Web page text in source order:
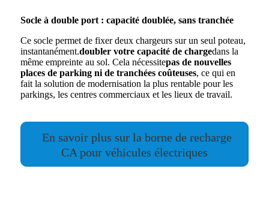
Socle à double port : capacité doublée, sans tranchée
Ce socle permet de fixer deux chargeurs sur un seul poteau,
instantanément.doubler votre capacité de chargedans la
même empreinte au sol. Cela nécessitepas de nouvelles
places de parking ni de tranchées coûteuses, ce qui en
fait la solution de modernisation la plus rentable pour les
parkings, les centres commerciaux et les lieux de travail.
En savoir plus sur la borne de recharge
CA pour véhicules électriques